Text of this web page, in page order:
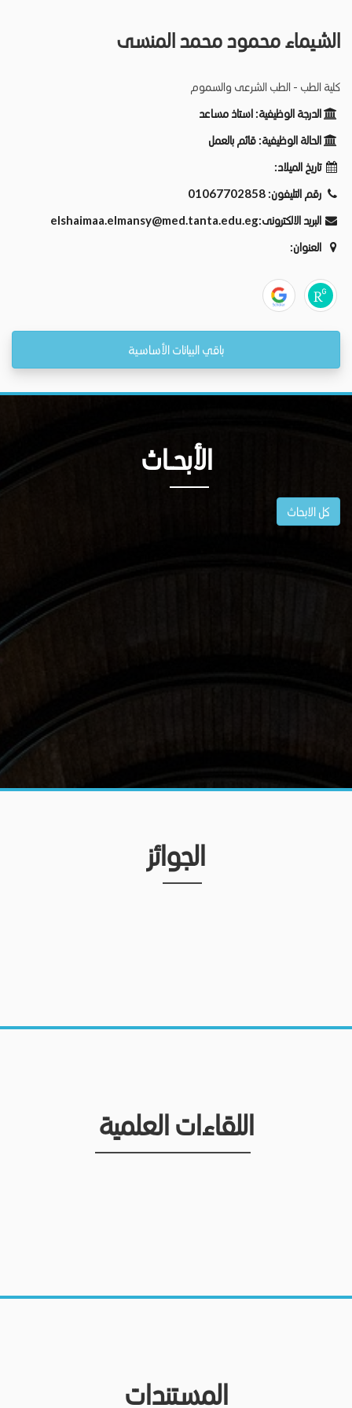
الشيماء محمود محمد المنسى
كلية الطب - الطب الشرعى والسموم
الدرجة الوظيفية: استاذ مساعد
الحالة الوظيفية: قائم بالعمل
تاريخ الميلاد:
رقم التليفون: 01067702858
البريد الالكترونى:elshaimaa.elmansy@med.tanta.edu.eg
العنوان:
باقي البيانات الأساسية
الأبحــاث
كل الابحاث
الجوائز
اللقاءات العلمية
المستندات